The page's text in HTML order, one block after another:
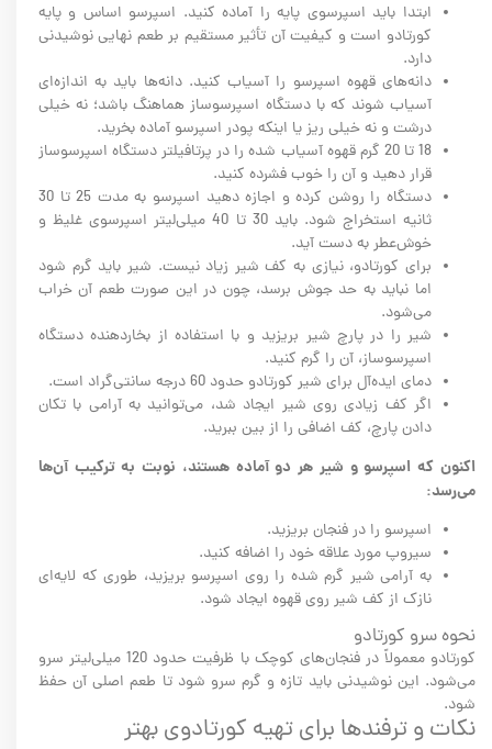
ابتدا باید اسپرسوی پایه را آماده کنید. اسپرسو اساس و پایه
کورتادو است و کیفیت آن تأثیر مستقیم بر طعم نهایی نوشیدنی
دارد.
دانه‌های قهوه اسپرسو را آسیاب کنید. دانه‌ها باید به اندازه‌ای
آسیاب شوند که با دستگاه اسپرسوساز هماهنگ باشد؛ نه خیلی
درشت و نه خیلی ریز یا اینکه پودر اسپرسو آماده بخرید.
18 تا 20 گرم قهوه آسیاب شده را در پرتافیلتر دستگاه اسپرسوساز
قرار دهید و آن را خوب فشرده کنید.
دستگاه را روشن کرده و اجازه دهید اسپرسو به مدت 25 تا 30
ثانیه استخراج شود. باید 30 تا 40 میلی‌لیتر اسپرسوی غلیظ و
خوش‌عطر به دست آید.
برای کورتادو، نیازی به کف شیر زیاد نیست. شیر باید گرم شود
اما نباید به حد جوش برسد، چون در این صورت طعم آن خراب
می‌شود.
شیر را در پارچ شیر بریزید و با استفاده از بخاردهنده دستگاه
اسپرسوساز، آن را گرم کنید.
دمای ایده‌آل برای شیر کورتادو حدود 60 درجه سانتی‌گراد است.
اگر کف زیادی روی شیر ایجاد شد، می‌توانید به آرامی با تکان
دادن پارچ، کف اضافی را از بین ببرید.
اکنون که اسپرسو و شیر هر دو آماده هستند، نوبت به ترکیب آن‌ها
می‌رسد:
اسپرسو را در فنجان بریزید.
سیروپ مورد علاقه خود را اضافه کنید.
به آرامی شیر گرم شده را روی اسپرسو بریزید، طوری که لایه‌ای
نازک از کف شیر روی قهوه ایجاد شود.
نحوه سرو کورتادو
کورتادو معمولاً در فنجان‌های کوچک با ظرفیت حدود 120 میلی‌لیتر سرو
می‌شود. این نوشیدنی باید تازه و گرم سرو شود تا طعم اصلی آن حفظ
شود.
نکات و ترفندها برای تهیه کورتادوی بهتر